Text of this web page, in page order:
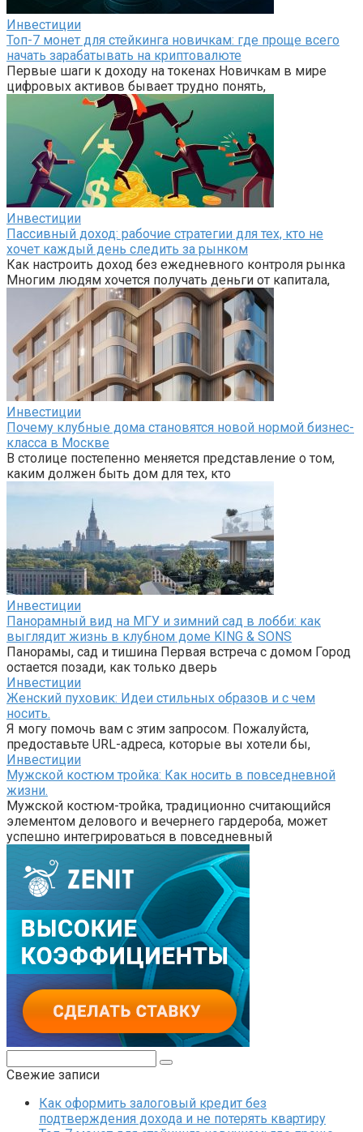
Инвестиции
Топ-7 монет для стейкинга новичкам: где проще всего
начать зарабатывать на криптовалюте
Первые шаги к доходу на токенах Новичкам в мире
цифровых активов бывает трудно понять,
Инвестиции
Пассивный доход: рабочие стратегии для тех, кто не
хочет каждый день следить за рынком
Как настроить доход без ежедневного контроля рынка
Многим людям хочется получать деньги от капитала,
Инвестиции
Почему клубные дома становятся новой нормой бизнес-
класса в Москве
В столице постепенно меняется представление о том,
каким должен быть дом для тех, кто
Инвестиции
Панорамный вид на МГУ и зимний сад в лобби: как
выглядит жизнь в клубном доме KING & SONS
Панорамы, сад и тишина Первая встреча с домом Город
остается позади, как только дверь
Инвестиции
Женский пуховик: Идеи стильных образов и с чем
носить.
Я могу помочь вам с этим запросом. Пожалуйста,
предоставьте URL-адреса, которые вы хотели бы,
Инвестиции
Мужской костюм тройка: Как носить в повседневной
жизни.
Мужской костюм-тройка, традиционно считающийся
элементом делового и вечернего гардероба, может
успешно интегрироваться в повседневный
Свежие записи
Как оформить залоговый кредит без
подтверждения дохода и не потерять квартиру